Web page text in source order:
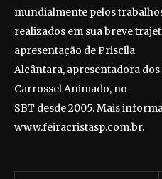
mundialmente pelos
realizados em sua breve
apresentação de Priscila
Alcântara, apresentadora
Carrossel Animado, no
SBT desde 2005. Mais
www.feiracristasp.com.br.